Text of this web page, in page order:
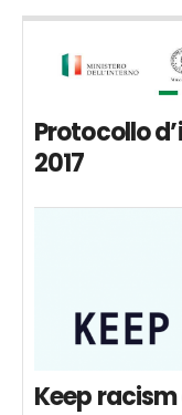
Protocollo
2017
Keep